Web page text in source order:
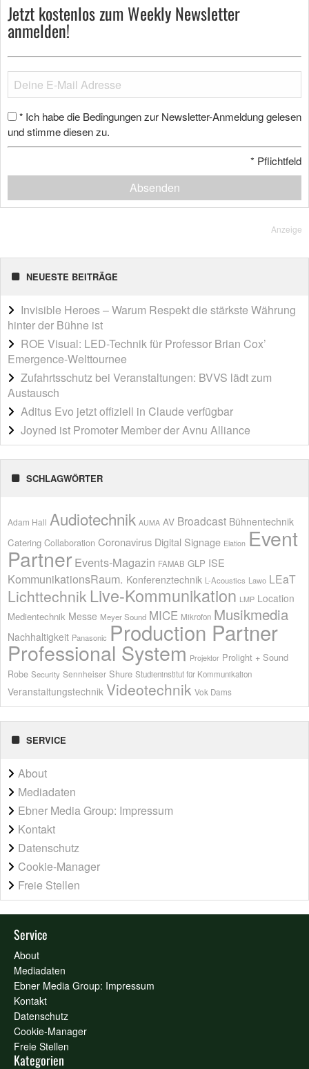
Jetzt kostenlos zum Weekly Newsletter
anmelden!
* Ich habe die Bedingungen zur Newsletter-Anmeldung gelesen
und stimme diesen zu.
* Pflichtfeld
Absenden
Anzeige
NEUESTE BEITRÄGE
Invisible Heroes – Warum Respekt die stärkste Währung
hinter der Bühne ist
ROE Visual: LED-Technik für Professor Brian Cox’
Emergence-Welttournee
Zufahrtsschutz bei Veranstaltungen: BVVS lädt zum
Austausch
Aditus Evo jetzt offiziell in Claude verfügbar
Joyned ist Promoter Member der Avnu Alliance
SCHLAGWÖRTER
Adam Hall Audiotechnik AUMA AV Broadcast Bühnentechnik
Catering Collaboration Coronavirus Digital Signage Elation Event
Partner Events-Magazin FAMAB GLP ISE
KommunikationsRaum. Konferenztechnik L-Acoustics Lawo LEaT
Lichttechnik Live-Kommunikation LMP Location
Medientechnik Messe Meyer Sound MICE Mikrofon Musikmedia
Nachhaltigkeit Panasonic Production Partner
Professional System Projektor Prolight + Sound
Robe Security Sennheiser Shure Studieninstitut für Kommunikation
Veranstaltungstechnik Videotechnik Vok Dams
SERVICE
About
Mediadaten
Ebner Media Group: Impressum
Kontakt
Datenschutz
Cookie-Manager
Freie Stellen
Service
About
Mediadaten
Ebner Media Group: Impressum
Kontakt
Datenschutz
Cookie-Manager
Freie Stellen
Kategorien